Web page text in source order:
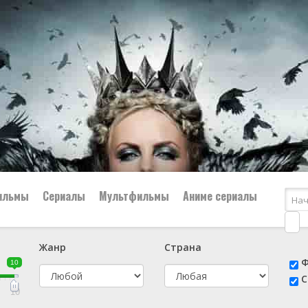
👨‍✈️ Военный
🕵️‍♂️ Детектив
Сериалы Мультфильмы Аниме сериалы
10
10
Жанр
Страна